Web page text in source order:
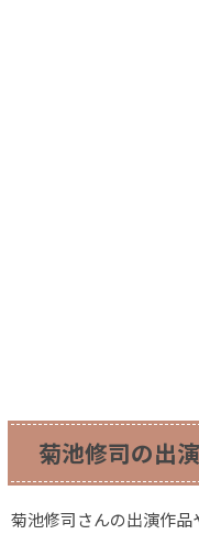
菊池修司の出
菊池修司さんの出演作品